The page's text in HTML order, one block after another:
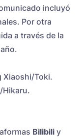
incluyó
Por otra
a través de la
Xiaoshi/Toki.
Hikaru.
Bilibili y